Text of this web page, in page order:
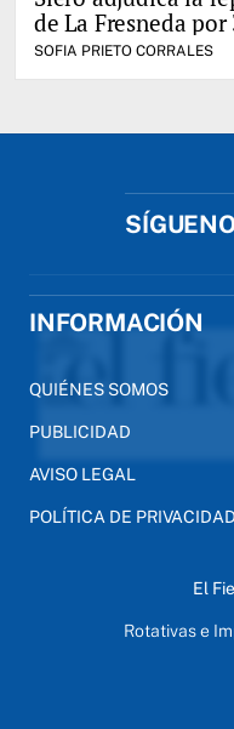
de La Fresneda por
SOFIA PRIETO CORRALES
INFORMACIÓN
QUIÉNES SOMOS
PUBLICIDAD
AVISO LEGAL
POLÍTICA DE PRIVACIDAD
El
Rotativas e